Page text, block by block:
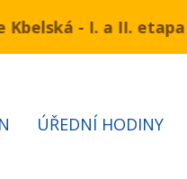
kabelů VN a
II. etapa Informace
ÚŘEDNÍ HODINY